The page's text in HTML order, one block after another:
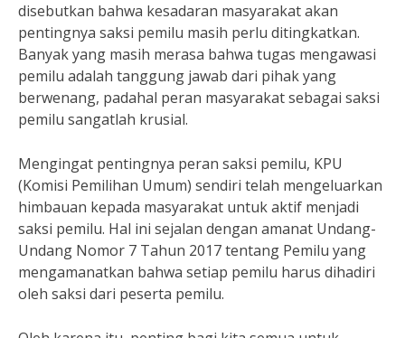
disebutkan bahwa kesadaran masyarakat akan
pentingnya saksi pemilu masih perlu ditingkatkan.
Banyak yang masih merasa bahwa tugas mengawasi
pemilu adalah tanggung jawab dari pihak yang
berwenang, padahal peran masyarakat sebagai saksi
pemilu sangatlah krusial.
Mengingat pentingnya peran saksi pemilu, KPU
(Komisi Pemilihan Umum) sendiri telah mengeluarkan
himbauan kepada masyarakat untuk aktif menjadi
saksi pemilu. Hal ini sejalan dengan amanat Undang-
Undang Nomor 7 Tahun 2017 tentang Pemilu yang
mengamanatkan bahwa setiap pemilu harus dihadiri
oleh saksi dari peserta pemilu.